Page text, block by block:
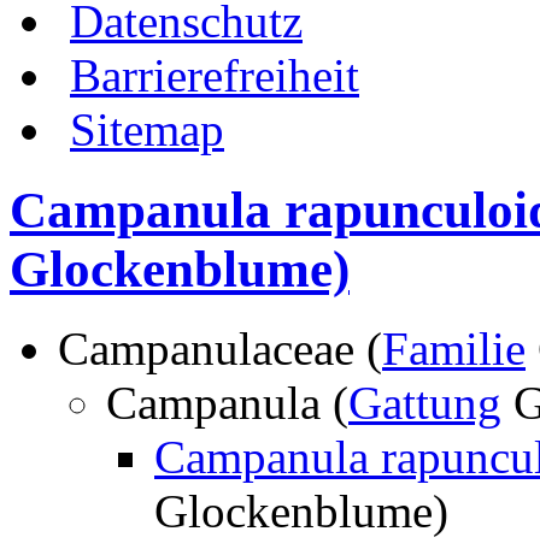
Datenschutz
Barrierefreiheit
Sitemap
Campanula
Glockenblume)
Campanulaceae (Familie
Campanula (Gattung
Campanula
Glockenblume)